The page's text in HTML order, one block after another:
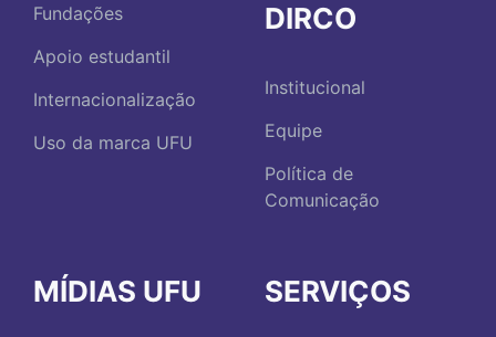
Fundações
Apoio estudantil
Internacionalização
Uso da marca UFU
DIRCO
Institucional
Equipe
Política de
Comunicação
MÍDIAS UFU SERVIÇOS